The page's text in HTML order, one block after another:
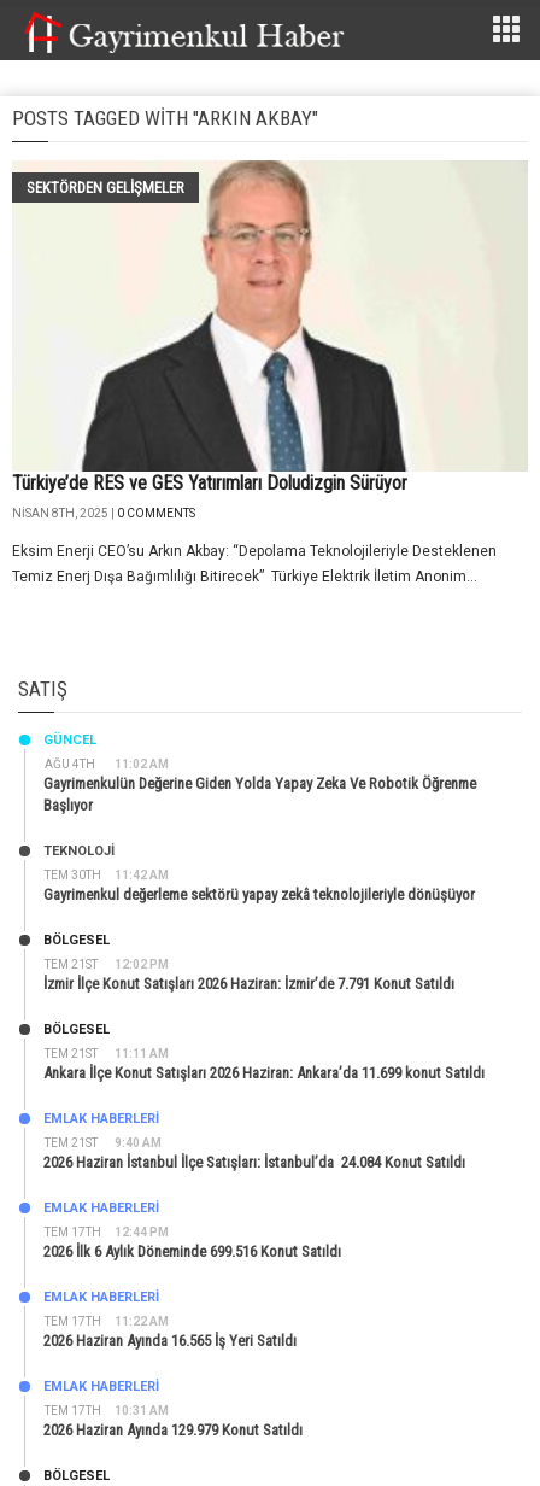
POSTS TAGGED WITH "ARKIN AKBAY"
SEKTÖRDEN GELIŞMELER
Türkiye’de RES ve GES Yatırımları Doludizgin Sürüyor
NISAN 8TH, 2025 | 0 COMMENTS
Eksim Enerji CEO’su Arkın Akbay: “Depolama Teknolojileriyle Desteklenen
Temiz Enerj Dışa Bağımlılığı Bitirecek” Türkiye Elektrik İletim Anonim...
SATIŞ
AĞU 4TH 11:02 AM
GÜNCEL
Gayrimenkulün Değerine Giden Yolda Yapay Zeka Ve Robotik Öğrenme
Başlıyor
TEM 30TH 11:42 AM
TEKNOLOJİ
Gayrimenkul değerleme sektörü yapay zekâ teknolojileriyle dönüşüyor
TEM 21ST 12:02 PM
BÖLGESEL
İzmir İlçe Konut Satışları 2026 Haziran: İzmir’de 7.791 Konut Satıldı
TEM 21ST 11:11 AM
BÖLGESEL
Ankara İlçe Konut Satışları 2026 Haziran: Ankara’da 11.699 konut Satıldı
TEM 21ST 9:40 AM
EMLAK HABERLERI
2026 Haziran İstanbul İlçe Satışları: İstanbul’da 24.084 Konut Satıldı
TEM 17TH 12:44 PM
EMLAK HABERLERI
2026 İlk 6 Aylık Döneminde 699.516 Konut Satıldı
TEM 17TH 11:22 AM
EMLAK HABERLERI
2026 Haziran Ayında 16.565 İş Yeri Satıldı
TEM 17TH 10:31 AM
EMLAK HABERLERI
2026 Haziran Ayında 129.979 Konut Satıldı
BÖLGESEL